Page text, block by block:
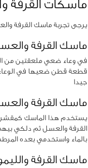
ماسكات القرفة
يرجى تجربة ماسك القرفة
ماسك القرفة
في وعاء ضعي ملعقتين من
قطعة قطن ضعيها في الوعاء
جيدا
ماسك القرفة
يستخدم هذا الماسك
بالماء واستخدمي بعده
ماسك القرفة